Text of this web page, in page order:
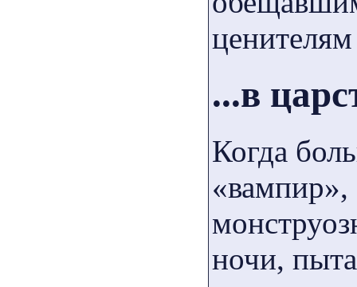
...в
Когда
«вампир»,
ночи,